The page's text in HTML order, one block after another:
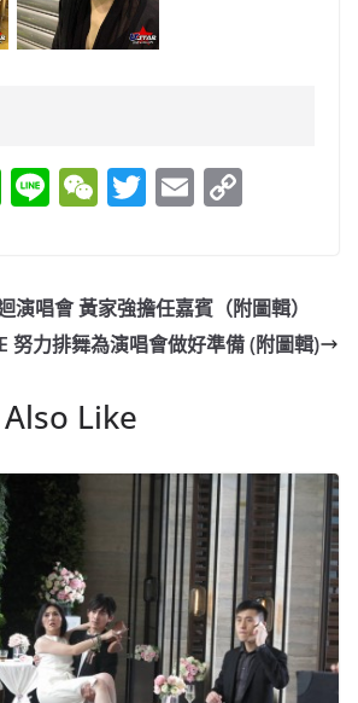
W
s
A
p
Li W
h
at
T
er
E
l y
Li
演唱會 黃家強擔任嘉賓（附圖輯）
努力排舞為演唱會做好準備 (附圖輯)
Like